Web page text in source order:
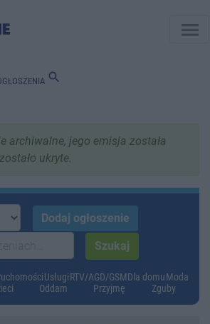
menu
search
archiwalne, jego emisja została
ukryte.
UsługiRTV/AGD/GSMDla domuModa
Oddam Przyjmę Zguby